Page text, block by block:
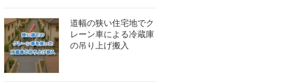
道幅の狭い住宅地でク
レーン車による冷蔵庫
の吊り上げ搬入